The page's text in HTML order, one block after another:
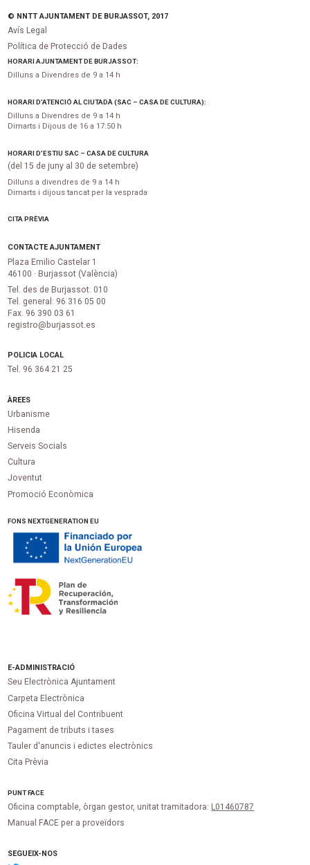
© NNTT AJUNTAMENT DE BURJASSOT, 2017
Avís Legal
Política de Protecció de Dades
HORARI AJUNTAMENT DE BURJASSOT:
Dilluns a Divendres de 9 a 14 h
HORARI D’ATENCIÓ AL CIUTADÀ (SAC – CASA DE CULTURA):
Dilluns a Divendres de 9 a 14 h
Dimarts i Dijous de 16 a 17:50 h
HORARI D’ESTIU SAC – CASA DE CULTURA
(del 15 de juny al 30 de setembre)
Dilluns a divendres de 9 a 14 h
Dimarts i dijous tancat per la vesprada
CITA PRÈVIA
CONTACTE AJUNTAMENT
Plaza Emilio Castelar 1
46100 · Burjassot (València)
Tel. des de Burjassot: 010
Tel. general: 96 316 05 00
Fax. 96 390 03 61
registro@burjassot.es
POLICIA LOCAL
Tel. 96 364 21 25
ÀREES
Urbanisme
Hisenda
Serveis Socials
Cultura
Joventut
Promoció Econòmica
FONS NEXTGENERATION EU
E-ADMINISTRACIÓ
Seu Electrònica Ajuntament
Carpeta Electrònica
Oficina Virtual del Contribuent
Pagament de tributs i tases
Tauler d'anuncis i edictes electrònics
Cita Prèvia
PUNTFACE
Oficina comptable, òrgan gestor, unitat tramitadora: L01460787
Manual FACE per a proveïdors
SEGUEIX-NOS